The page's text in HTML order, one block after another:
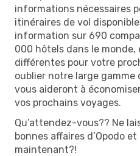
informations nécessaires
itinéraires de vol
information sur 690
000 hôtels dans le
différentes pour votre
oublier notre large gamme
vous aideront à
vos prochains voyages.
Qu’attendez-vous?? Ne
bonnes affaires d’Opodo
maintenant?!